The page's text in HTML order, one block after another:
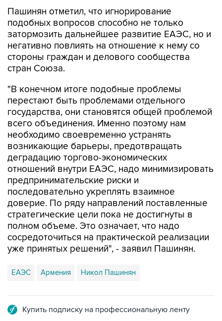
Пашинян отметил, что игнорирование
подобных вопросов способно не только
затормозить дальнейшее развитие ЕАЭС, но и
негативно повлиять на отношение к нему со
стороны граждан и делового сообщества
стран Союза.
"В конечном итоге подобные проблемы
перестают быть проблемами отдельного
государства, они становятся общей проблемой
всего объединения. Именно поэтому нам
необходимо своевременно устранять
возникающие барьеры, предотвращать
деградацию торгово-экономических
отношений внутри ЕАЭС, надо минимизировать
предпринимательские риски и
последовательно укреплять взаимное
доверие. По ряду направлений поставленные
стратегические цели пока не достигнуты в
полном объеме. Это означает, что надо
сосредоточиться на практической реализации
уже принятых решений", - заявил Пашинян.
ЕАЭС Армения Никол Пашинян
Купить подписку на профессиональную ленту